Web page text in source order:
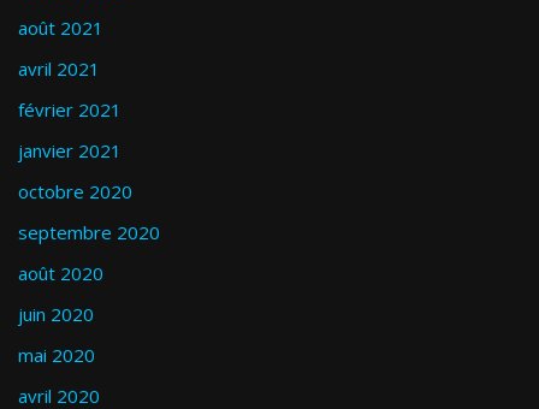
août 2021
avril 2021
février 2021
janvier 2021
octobre 2020
septembre 2020
août 2020
juin 2020
mai 2020
avril 2020